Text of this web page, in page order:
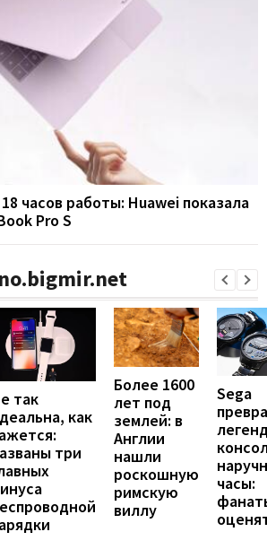
часов работы: Huawei показала
Pro S
так
как
три
Более 1600
лет под
землей: в
Англии
нашли
роскошную
римскую
виллу
Sega
часы: